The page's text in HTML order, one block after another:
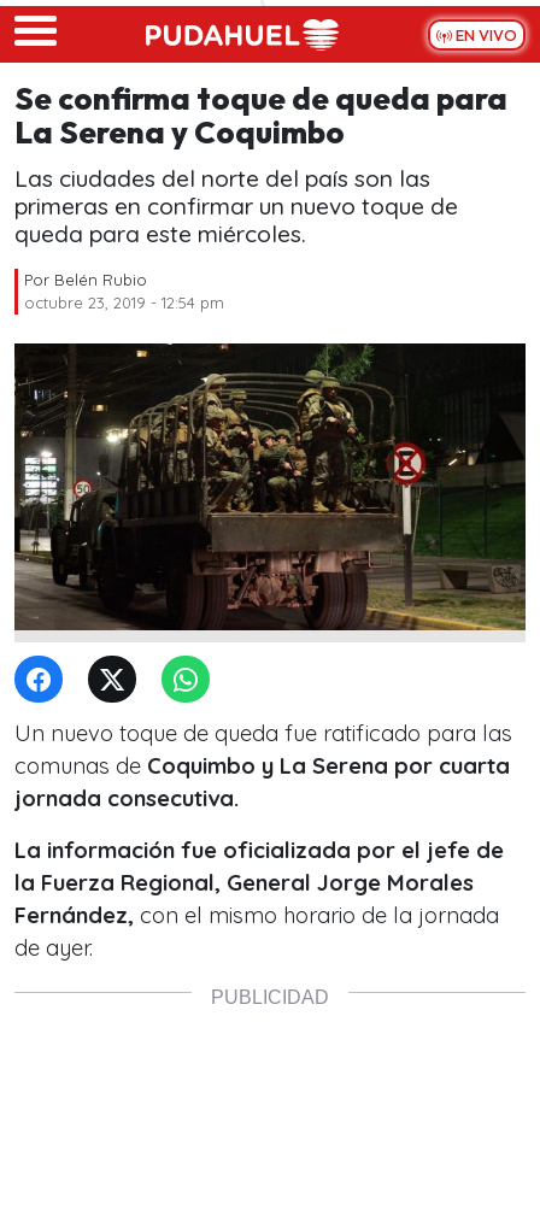
Skip to main content
EN VIVO
Se confirma toque de queda para
La Serena y Coquimbo
Las ciudades del norte del país son las
primeras en confirmar un nuevo toque de
queda para este miércoles.
Por Belén Rubio
octubre 23, 2019 - 12:54 pm
Un nuevo toque de queda fue ratificado para las
comunas de Coquimbo y La Serena por cuarta
jornada consecutiva.
La información fue oficializada por el jefe de
la Fuerza Regional, General Jorge Morales
Fernández, con el mismo horario de la jornada
de ayer.